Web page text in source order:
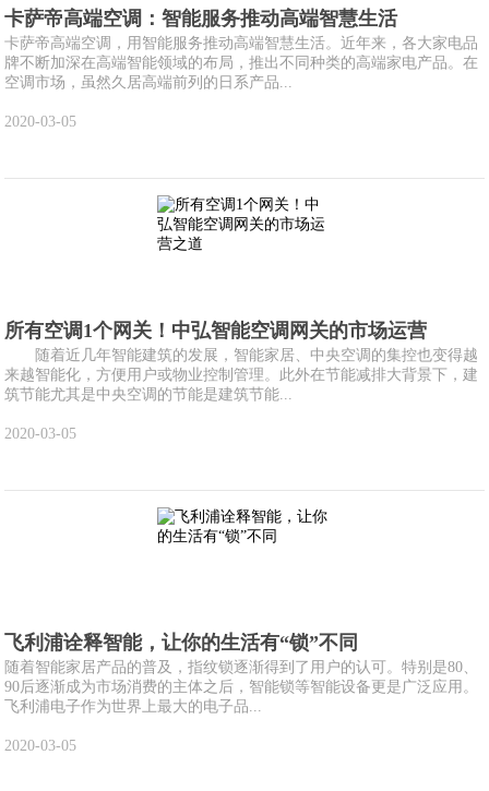
卡萨帝高端空调：智能服务推动高端智慧生活
卡萨帝高端空调，用智能服务推动高端智慧生活。近年来，各大家电品
牌不断加深在高端智能领域的布局，推出不同种类的高端家电产品。在
空调市场，虽然久居高端前列的日系产品...
2020-03-05
所有空调1个网关！中弘智能空调网关的市场运营
随着近几年智能建筑的发展，智能家居、中央空调的集控也变得越
来越智能化，方便用户或物业控制管理。此外在节能减排大背景下，建
筑节能尤其是中央空调的节能是建筑节能...
2020-03-05
飞利浦诠释智能，让你的生活有“锁”不同
随着智能家居产品的普及，指纹锁逐渐得到了用户的认可。特别是80、
90后逐渐成为市场消费的主体之后，智能锁等智能设备更是广泛应用。
飞利浦电子作为世界上最大的电子品...
2020-03-05